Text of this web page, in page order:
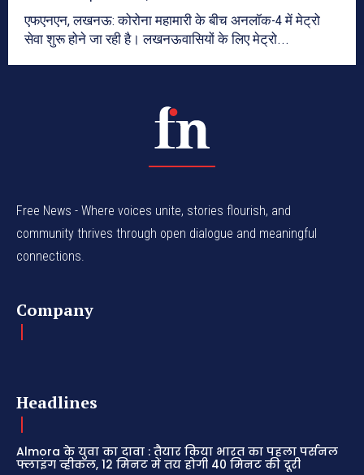
एफएनएन, लखनऊ: कोरोना महामारी के बीच अनलॉक-4 में मेट्रो
सेवा शुरू होने जा रही है। लखनऊवासियों के लिए मेट्रो...
Free News - Where voices unite, stories flourish, and
community thrives through open dialogue and meaningful
connections.
Company
Headlines
Almora के युवा का दावा : तैयार किया भारत का पहला पर्सनल
फ्लाइंग व्हीकल, 12 मिनट में तय होगी 40 मिनट की दूरी